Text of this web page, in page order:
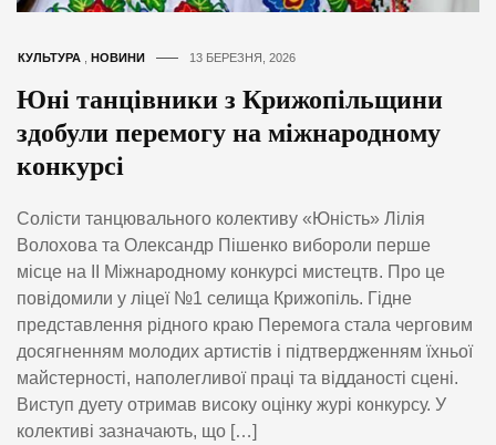
КУЛЬТУРА НОВИНИ 13 БЕРЕЗНЯ, 2026
Юні танцівники з Крижопільщини
здобули перемогу на міжнародному
конкурсі
Солісти танцювального колективу «Юність» Лілія
Волохова та Олександр Пішенко вибороли перше
місце на ІІ Міжнародному конкурсі мистецтв. Про це
повідомили у ліцеї №1 селища Крижопіль. Гідне
представлення рідного краю Перемога стала черговим
досягненням молодих артистів і підтвердженням їхньої
майстерності, наполегливої праці та відданості сцені.
Виступ дуету отримав високу оцінку журі конкурсу. У
колективі зазначають, що […]